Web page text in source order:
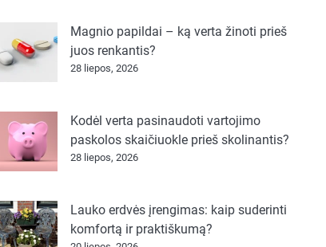
Magnio papildai – ką verta žinoti prieš
juos renkantis?
28 liepos, 2026
Kodėl verta pasinaudoti vartojimo
paskolos skaičiuokle prieš skolinantis?
28 liepos, 2026
Lauko erdvės įrengimas: kaip suderinti
komfortą ir praktiškumą?